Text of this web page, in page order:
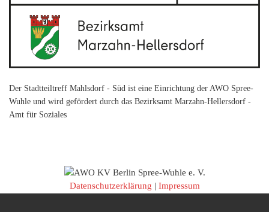
Der Stadtteiltreff Mahlsdorf - Süd ist eine Einrichtung der AWO Spree-
Wuhle und wird gefördert durch das Bezirksamt Marzahn-Hellersdorf -
Amt für Soziales
Datenschutzerklärung | Impressum